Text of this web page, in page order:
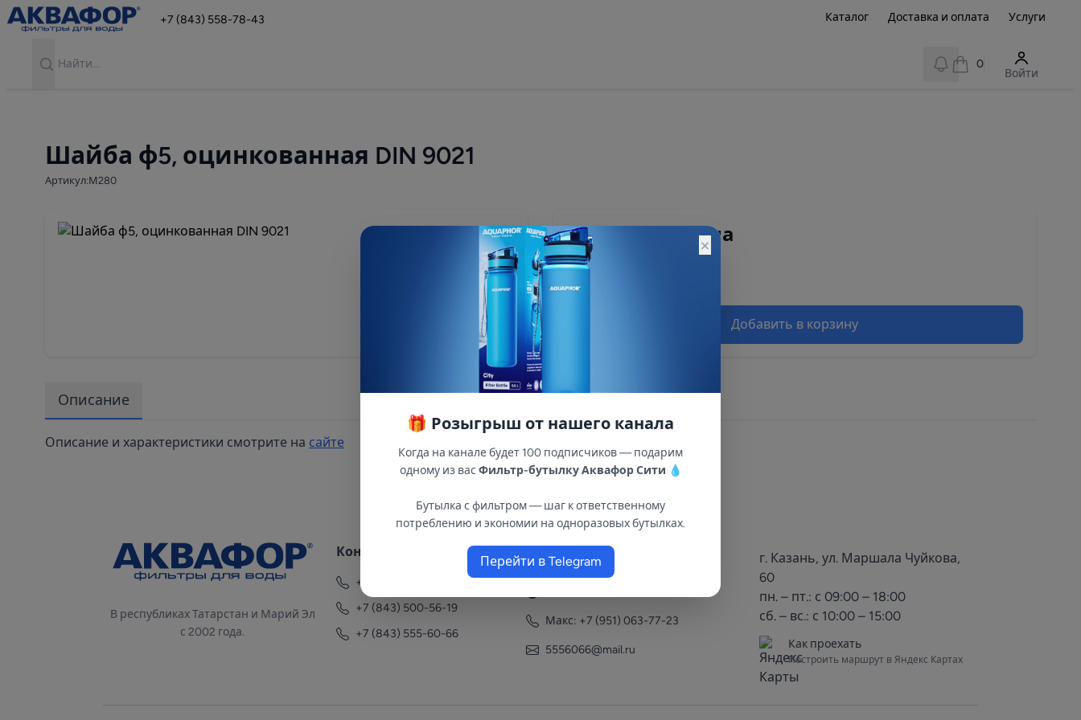
+7 (843) 558-78-43 Каталог Доставка и оплата Услуги
View notifications
0
Войти
Шайба ф5, оцинкованная DIN 9021
Артикул:М280
Цена не указана
Остатки:
Добавить в корзину
Описание
Описание и характеристики смотрите на сайте
В республиках Татарстан и Марий Эл
с 2002 года.
Контакты
+7 (843) 558-78-43
+7 (843) 500-56-19
+7 (843) 555-60-66
+7 (951) 063-77-23
Макс: +7 (951) 063-77-23
5556066@mail.ru
г. Казань, ул. Маршала Чуйкова,
60
пн. – пт.: с 09:00 – 18:00
сб. – вс.: с 10:00 – 15:00
Как проехать
Построить маршрут в Яндекс Картах
×
🎁 Розыгрыш от нашего канала
Когда на канале будет 100 подписчиков — подарим
одному из вас Фильтр-бутылку Аквафор Сити 💧
Бутылка с фильтром — шаг к ответственному
потреблению и экономии на одноразовых бутылках.
Перейти в Telegram